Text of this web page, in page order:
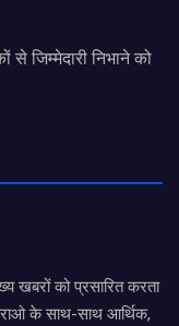
से जिम्मेदारी निभाने को
खबरों को प्रसारित करता
के साथ-साथ आर्थिक,